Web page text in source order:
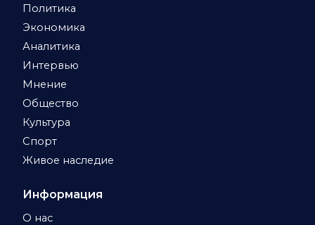
Политика
Экономика
Аналитика
Интервью
Мнение
Общество
Культура
Спорт
Живое наследие
Информация
О нас